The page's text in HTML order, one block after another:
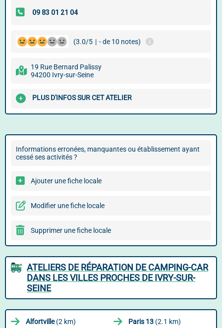
(3.0/5 | - de 10 notes)
19 Rue Bernard Palissy
94200 Ivry-sur-Seine
PLUS D'INFOS SUR CET ATELIER
Informations erronées, manquantes ou établissement ayant
cessé ses activités ?
Ajouter une fiche locale
Modifier une fiche locale
Supprimer une fiche locale
ATELIERS DE RÉPARATION DE CAMPING-CAR
DANS LES VILLES PROCHES DE IVRY-SUR-
SEINE
Alfortville(2 km) Paris 13 (2.1 km)